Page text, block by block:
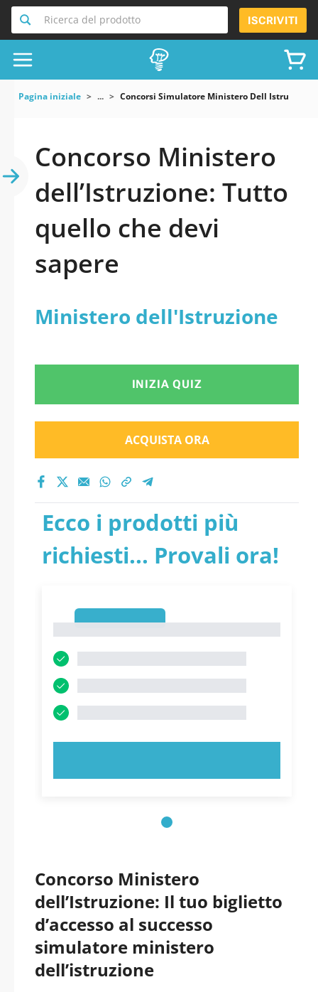
Ricerca del prodotto ISCRIVITI
Pagina iniziale ... Concorsi Simulatore Ministero Dell Istruzione
Concorso Ministero
dell’Istruzione: Tutto
quello che devi
sapere
Ministero dell'Istruzione
INIZIA QUIZ
ACQUISTA ORA
Ecco i prodotti più
richiesti... Provali ora!
Concorso Ministero
dell’Istruzione: Il tuo biglietto
d’accesso al successo
simulatore ministero
dell’istruzione